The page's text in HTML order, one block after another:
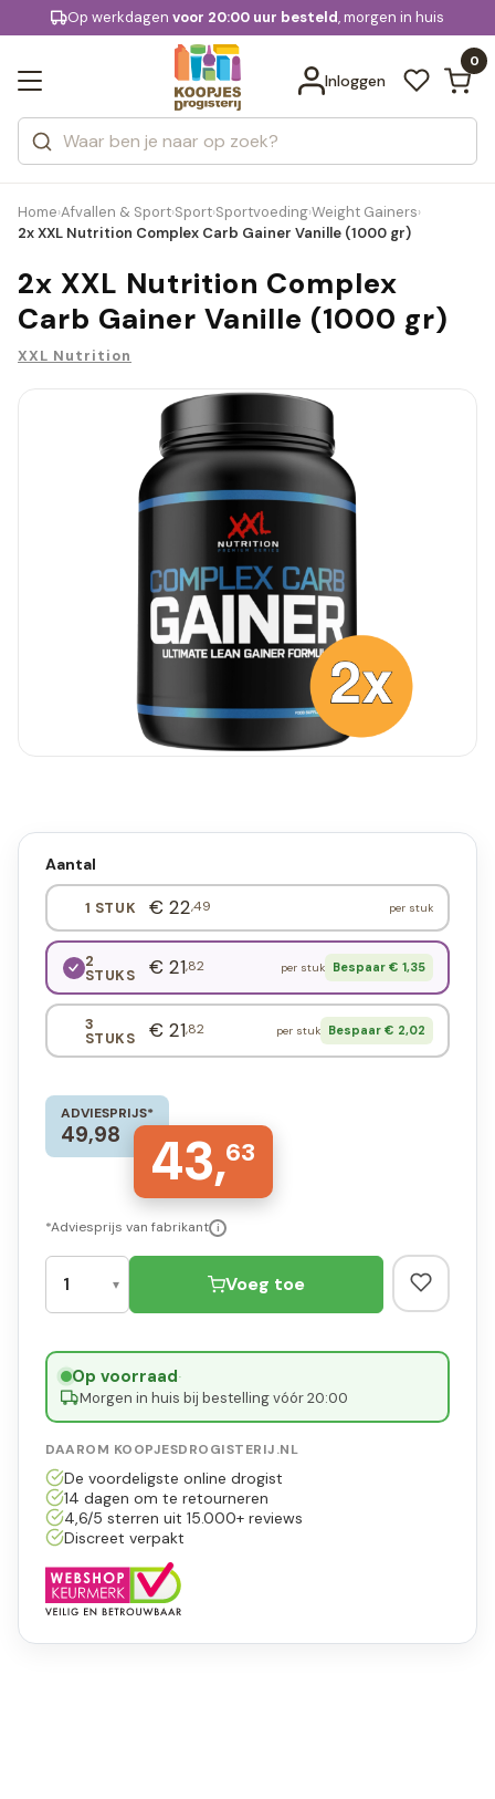
Gratis bezorging
KD.
extra
Op werkdagenvoor 20:00 uur besteld, morgen in huis
Inloggen
0
Zoeken
Categorieën
Merken
Bekijk alle resultaten
Home›Afvallen & Sport›Sport›Sportvoeding›Weight Gainers›
2x XXL Nutrition Complex Carb Gainer Vanille (1000 gr)
2x XXL Nutrition Complex
Carb Gainer Vanille (1000 gr)
XXL Nutrition
Aantal
1 STUK € 22,49 per stuk
2
STUKS € 21,82 per stuk Bespaar € 1,35
3
STUKS € 21,82 per stuk Bespaar € 2,02
ADVIESPRIJS*
49,98 43,63
*Adviesprijs van fabrikant i
Voeg toe
Op voorraad·
Morgen in huis bij bestelling vóór 20:00
DAAROM KOOPJESDROGISTERIJ.NL
De voordeligste online drogist
14 dagen om te retourneren
4,6/5 sterren uit 15.000+ reviews
Discreet verpakt